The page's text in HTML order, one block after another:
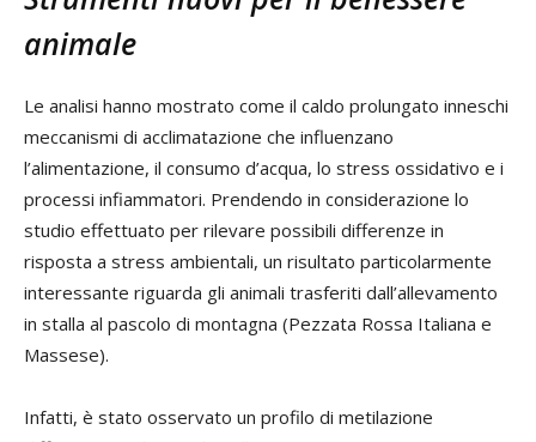
animale
Le analisi hanno mostrato come il caldo prolungato inneschi
meccanismi di acclimatazione che influenzano
l’alimentazione, il consumo d’acqua, lo stress ossidativo e i
processi infiammatori. Prendendo in considerazione lo
studio effettuato per rilevare possibili differenze in
risposta a stress ambientali, un risultato particolarmente
interessante riguarda gli animali trasferiti dall’allevamento
in stalla al pascolo di montagna (Pezzata Rossa Italiana e
Massese).
Infatti, è stato osservato un profilo di metilazione